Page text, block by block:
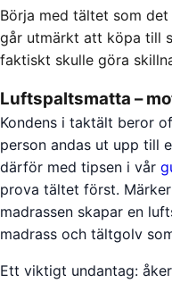
Börja med tältet som
går utmärkt att köpa till
faktiskt skulle göra
Luftspaltsmatta –
Kondens i taktält beror
person andas ut upp till
därför med tipsen i vår
prova tältet först.
madrassen skapar en
madrass och tältgolv
Ett viktigt undantag: